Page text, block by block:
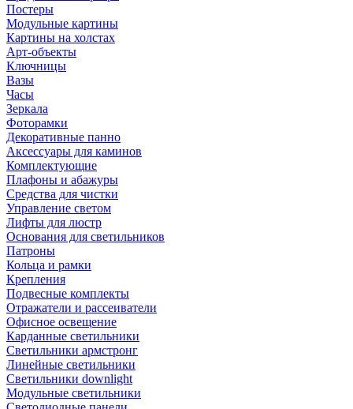
Постеры
Модульные картины
Картины на холстах
Арт-объекты
Ключницы
Вазы
Часы
Зеркала
Фоторамки
Декоративные панно
Аксессуары для каминов
Комплектующие
Плафоны и абажуры
Средства для чистки
Управление светом
Лифты для люстр
Основания для светильников
Патроны
Кольца и рамки
Крепления
Подвесные комплекты
Отражатели и рассеиватели
Офисное освещение
Карданные светильники
Светильники армстронг
Линейные светильники
Светильники downlight
Модульные светильники